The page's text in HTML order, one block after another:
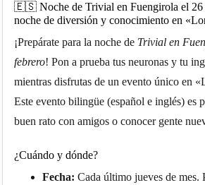
🇪🇸 Noche de Trivial en Fuengirola el 26
noche de diversión y conocimiento en
¡Prepárate para la noche de Trivial en
febrero! Pon a prueba tus neuronas y tu
mientras disfrutas de un evento único en
Este evento bilingüe (español e inglés) es
buen rato con amigos o conocer gente
¿Cuándo y dónde?
Fecha: Cada último jueves de mes.